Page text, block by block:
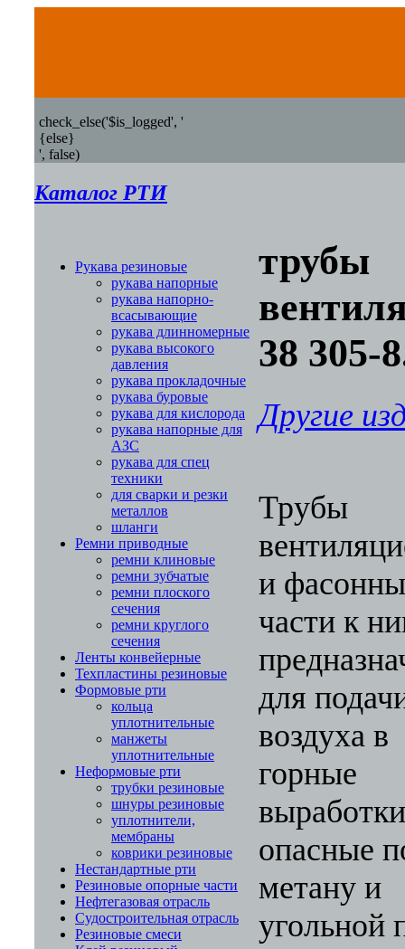
check_else('$is_logged', '
{else}
', false)
Каталог РТИ
Рукава резиновые
рукава напорные
рукава напорно-
всасывающие
рукава длинномерные
рукава высокого
давления
рукава прокладочные
рукава буровые
рукава для кислорода
рукава напорные для
АЗС
рукава для спец
техники
для сварки и резки
металлов
шланги
Ремни приводные
ремни клиновые
ремни зубчатые
ремни плоского
сечения
ремни круглого
сечения
Ленты конвейерные
Техпластины резиновые
Формовые рти
кольца
уплотнительные
манжеты
уплотнительные
Неформовые рти
трубки резиновые
шнуры резиновые
уплотнители,
мембраны
коврики резиновые
Нестандартные рти
Резиновые опорные части
Нефтегазовая отрасль
Судостроительная отрасль
Резиновые смеси
трубы
38 305-
Другие
Трубы
и
части к
для
воздуха в
горные
опасные
метану и
угольной